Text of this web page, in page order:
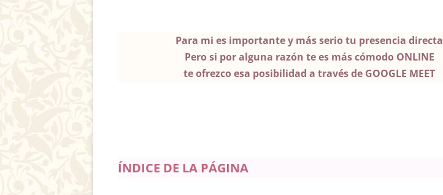
Para mi es importante y más serio tu presencia directa
Pero si por alguna razón te es más cómodo ONLINE
te ofrezco esa posibilidad a través de GOOGLE MEET
ÍNDICE DE LA PÁGINA